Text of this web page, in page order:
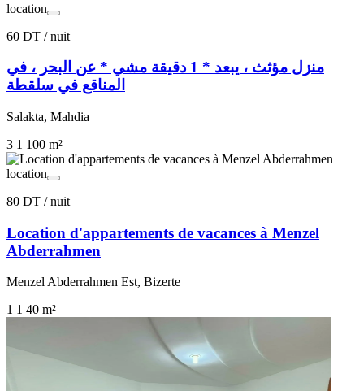
location
60 DT / nuit
منزل مؤثث ، يبعد * 1 دقيقة مشي * عن البحر ، في
المناقع في سلقطة
Salakta, Mahdia
3 1 100 m²
location
80 DT / nuit
Location d'appartements de vacances à Menzel
Abderrahmen
Menzel Abderrahmen Est, Bizerte
1 1 40 m²